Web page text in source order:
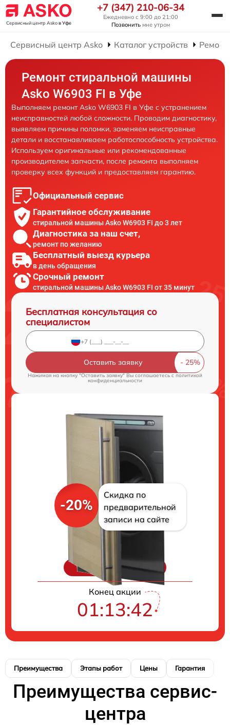
Сервисный центр Askoв Уфе
+7 (347) 210-06-34
Ежедневно с 9:00 до 21:00
Позвонить мне утром
Сервисный центр Asko Каталог устройств
Ремонт стиральной машины
Asko W6903 FI в Уфе
Выполняем ремонт Asko W6903 FI в Уфе с устранением
неисправностей любой сложности. Проводим диагностику,
выявляем причины поломки, заменяем неисправные
детали и восстанавливаем работоспособность устройства.
Используем оригинальные или рекомендованные
производителем запчасти, после ремонта выполняем
проверку всех функций и предоставляем гарантию.
Официальный сервис
Гарантийное обслуживание
стиральной машины Asko W6903 FI до 3 лет
Диагностика за наш счет,
ремонт по желанию
Бесплатный выезд курьера
в день обращения
Срочный ремонт
стиральной машины Asko W6903 FI от 35 минут
Бесплатная консультация со
специалистом
Оставить заявку
Нажимая на кнопку "Оставить заявку" Вы соглашаетесь cполитикой
конфиденциальности
-20%
Скидка по
предварительной
записи на сайте
Цены на ремонт
Конец акции
01:13:41
Преимущества Этапы работ Цены Гарантия
Преимущества сервис-
центра